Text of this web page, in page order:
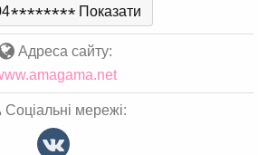
******** Показати
Адреса сайту:
Соціальні мережі: